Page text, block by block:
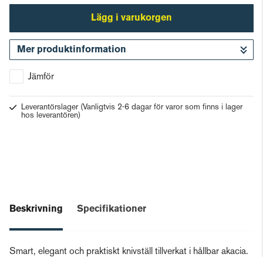
Lägg i varukorgen
Mer produktinformation
Jämför
Leverantörslager (Vanligtvis 2-6 dagar för varor som finns i lager
hos leverantören)
Beskrivning Specifikationer
Smart, elegant och praktiskt knivställ tillverkat i hållbar akacia.